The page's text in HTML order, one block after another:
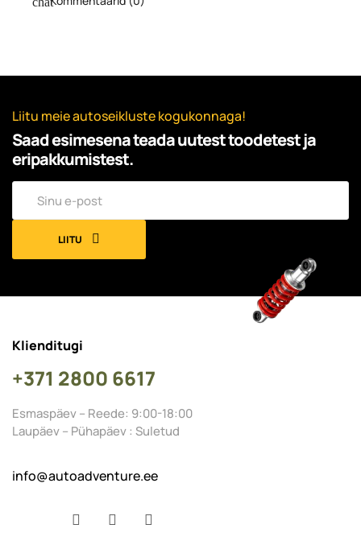
Liitu meie autoseikluste kogukonnaga!
Saad esimesena teada uutest toodetest ja
eripakkumistest.
LIITU
Klienditugi
+371 2800 6617
Esmaspäev – Reede: 9:00-18:00
Laupäev – Pühapäev : Suletud
info@autoadventure.ee
FacebookYouTube